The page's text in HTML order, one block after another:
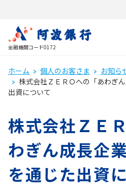
金融機関コード0172
ホーム 個人のお客さま お知ら
株式会社ＺＥＲＯへの「あわぎ
出資について
株式会社ＺＥ
わぎん成長企
を通じた出資